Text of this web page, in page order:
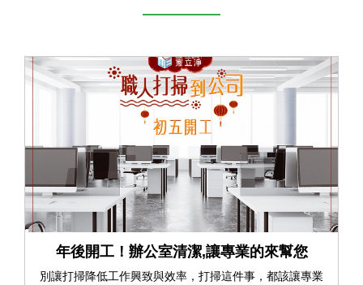
年後開工！辦公室清潔,讓專業的來幫您
別讓打掃降低工作興致與效率，打掃這件事，都該讓專業